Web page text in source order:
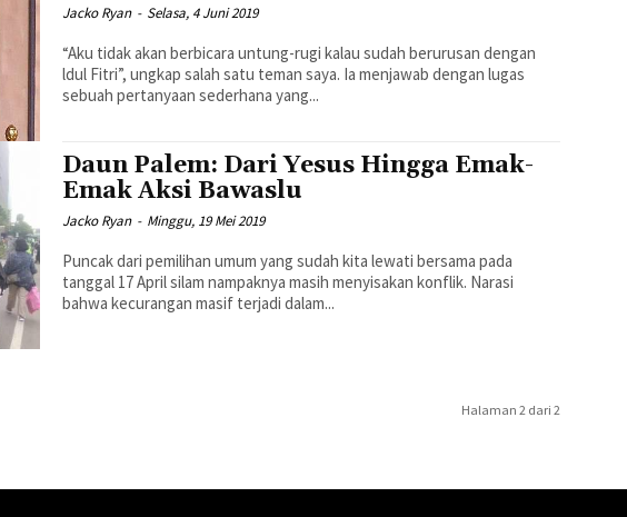
Jacko Ryan - Selasa, 4 Juni 2019
“Aku tidak akan berbicara untung-rugi kalau sudah berurusan dengan
ldul Fitri”, ungkap salah satu teman saya. Ia menjawab dengan lugas
sebuah pertanyaan sederhana yang...
Daun Palem: Dari Yesus Hingga Emak-
Emak Aksi Bawaslu
Jacko Ryan - Minggu, 19 Mei 2019
Puncak dari pemilihan umum yang sudah kita lewati bersama pada
tanggal 17 April silam nampaknya masih menyisakan konflik. Narasi
bahwa kecurangan masif terjadi dalam...
Halaman 2 dari 2